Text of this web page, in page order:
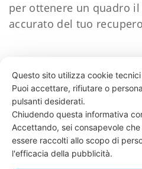
per ottenere un quadro
accurato del tuo
Controllo del recupero
Il diario può aiutarti a
corpo ha bisogno di
valori che monitori
rispetto alla tua media
Questo sito utilizza cookie
Puoi accettare, rifiutare o
pulsanti desiderati.
Chiudendo questa informativa
Accettando, sei consapevole
essere raccolti allo scopo di
l'efficacia della pubblicità.